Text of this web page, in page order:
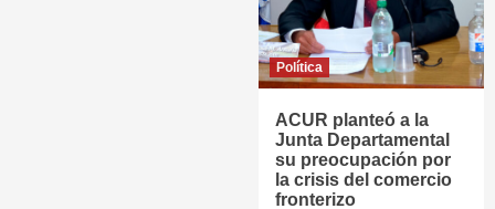
Política
ACUR planteó a la
Junta Departamental
su preocupación por
la crisis del comercio
fronterizo